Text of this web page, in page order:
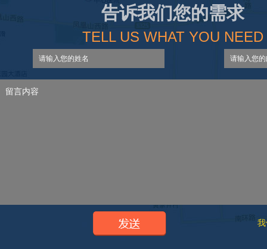
告诉我们您的需求
TELL US WHAT YOU NEED